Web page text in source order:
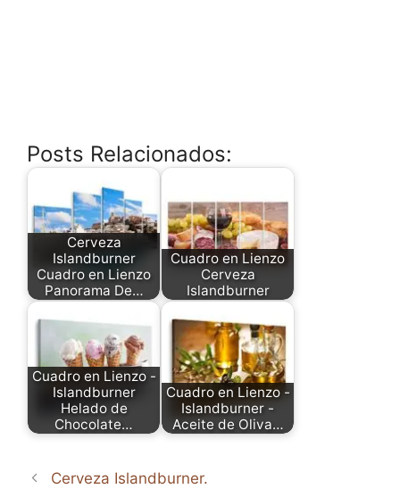
Posts Relacionados:
Cerveza
Islandburner
Cuadro en Lienzo
Panorama De…
Cuadro en Lienzo
Cerveza
Islandburner
Cuadro en Lienzo -
Islandburner
Helado de
Chocolate…
Cuadro en Lienzo -
Islandburner -
Aceite de Oliva…
Cerveza Islandburner.